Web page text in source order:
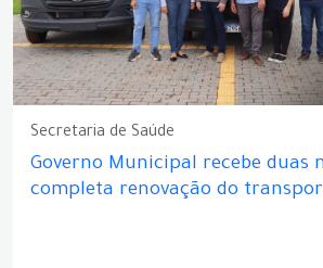
Secretaria de Saúde
Governo Municipal recebe duas
completa renovação do